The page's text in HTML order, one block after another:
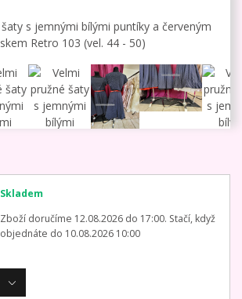
Skladem
Zboží doručíme 12.08.2026 do 17:00. Stačí, když
objednáte do 10.08.2026 10:00